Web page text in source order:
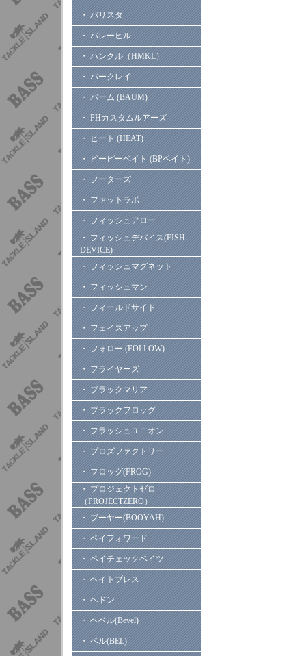
・ バリスタ
・ バレーヒル
・ ハンクル（HMKL）
・ バークレイ
・ バーム (BAUM)
・ PHカスタムルアーズ
・ ヒート (HEAT)
・ ビーピーベイト (BPベイト)
・ フーターズ
・ ファットラボ
・ フィッシュアロー
・ フィッシュデバイス(FISH
DEVICE)
・ フィッシュマグネット
・ フィッシュマン
・ フィールドサイド
・ フェイズアップ
・ フォロー (FOLLOW)
・ フライヤーズ
・ ブラックマリア
・ ブラックフロッグ
・ フラッシュユニオン
・ プロズファクトリー
・ フロッグ(FROG)
・ プロジェクトゼロ
（PROJECTZERO）
・ ブーヤー(BOOYAH)
・ ペイフォワード
・ ペイチェックベイツ
・ ベイトブレス
・ ヘドン
・ ベベル(Bevel)
・ ベル(BEL)